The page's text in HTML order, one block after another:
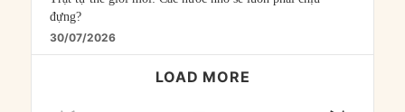
đựng?
30/07/2026
LOAD MORE